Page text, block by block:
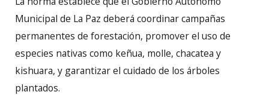
Municipal de La Paz deberá coordinar campañas
permanentes de forestación, promover el uso de
especies nativas como keñua, molle, chacatea y
kishuara, y garantizar el cuidado de los árboles
plantados.